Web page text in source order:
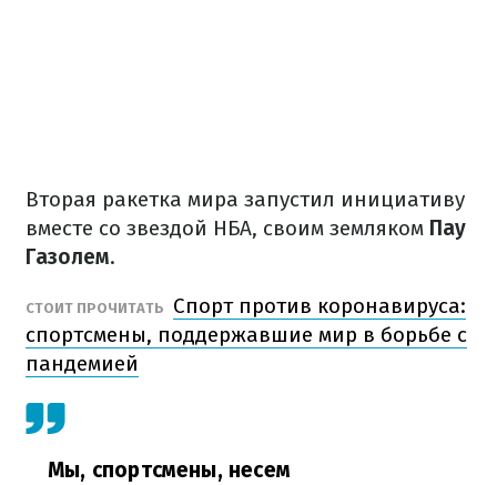
Вторая ракетка мира запустил инициативу
вместе со звездой НБА, своим земляком Пау
Газолем.
СТОИТ ПРОЧИТАТЬ
Спорт против коронавируса:
спортсмены, поддержавшие мир в борьбе с
пандемией
Мы, спортсмены, несем